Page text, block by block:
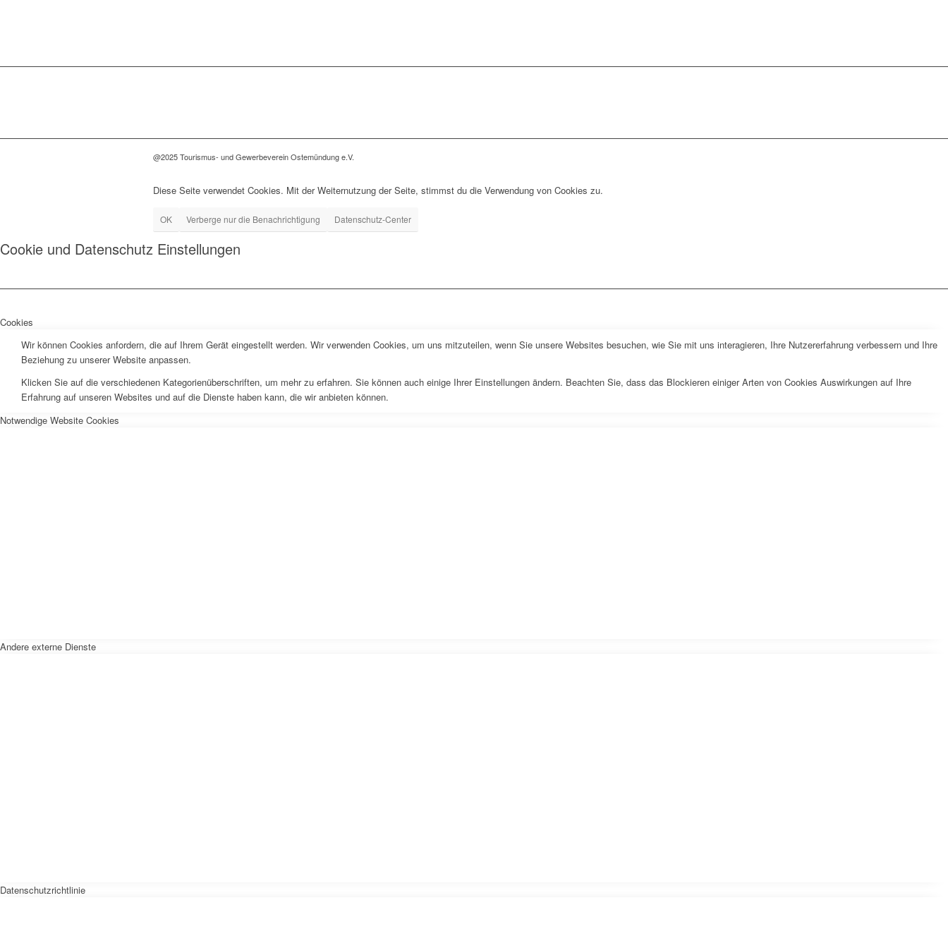
@2025 Tourismus- und Gewerbeverein Ostemündung e.V.
Diese Seite verwendet Cookies. Mit der Weiternutzung der Seite, stimmst du die Verwendung von Cookies zu.
OK Verberge nur die Benachrichtigung Datenschutz-Center
Cookie und Datenschutz Einstellungen
Cookies
Wir können Cookies anfordern, die auf Ihrem Gerät eingestellt werden. Wir verwenden Cookies, um uns mitzuteilen, wenn Sie unsere Websites besuchen, wie Sie mit uns interagieren, Ihre Nutzererfahrung verbessern und Ihre
Beziehung zu unserer Website anpassen.
Klicken Sie auf die verschiedenen Kategorienüberschriften, um mehr zu erfahren. Sie können auch einige Ihrer Einstellungen ändern. Beachten Sie, dass das Blockieren einiger Arten von Cookies Auswirkungen auf Ihre
Erfahrung auf unseren Websites und auf die Dienste haben kann, die wir anbieten können.
Notwendige Website Cookies
Andere externe Dienste
Datenschutzrichtlinie